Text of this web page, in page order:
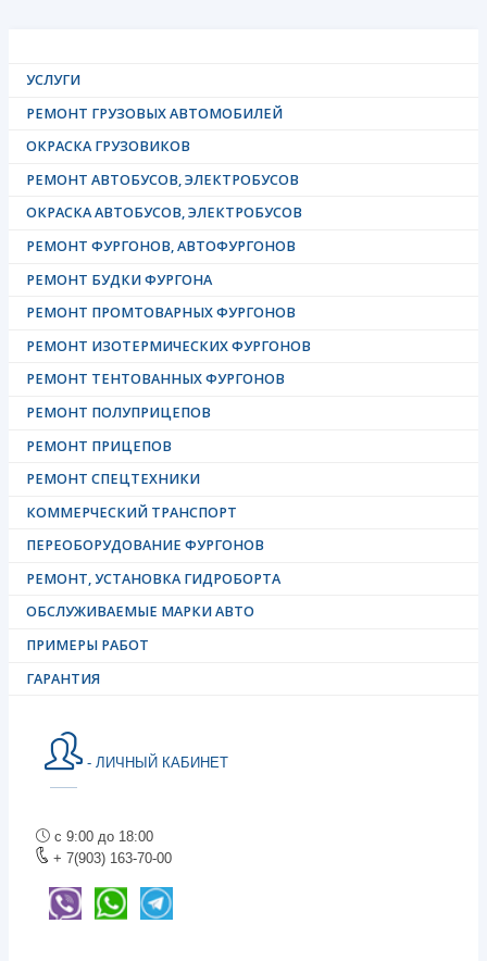
УСЛУГИ
РЕМОНТ ГРУЗОВЫХ АВТОМОБИЛЕЙ
ОКРАСКА ГРУЗОВИКОВ
РЕМОНТ АВТОБУСОВ, ЭЛЕКТРОБУСОВ
ОКРАСКА АВТОБУСОВ, ЭЛЕКТРОБУСОВ
РЕМОНТ ФУРГОНОВ, АВТОФУРГОНОВ
РЕМОНТ БУДКИ ФУРГОНА
РЕМОНТ ПРОМТОВАРНЫХ ФУРГОНОВ
РЕМОНТ ИЗОТЕРМИЧЕСКИХ ФУРГОНОВ
РЕМОНТ ТЕНТОВАННЫХ ФУРГОНОВ
РЕМОНТ ПОЛУПРИЦЕПОВ
РЕМОНТ ПРИЦЕПОВ
РЕМОНТ СПЕЦТЕХНИКИ
КОММЕРЧЕСКИЙ ТРАНСПОРТ
ПЕРЕОБОРУДОВАНИЕ ФУРГОНОВ
РЕМОНТ, УСТАНОВКА ГИДРОБОРТА
ОБСЛУЖИВАЕМЫЕ МАРКИ АВТО
ПРИМЕРЫ РАБОТ
ГАРАНТИЯ
- ЛИЧНЫЙ КАБИНЕТ
с 9:00 до 18:00
+ 7(903) 163-70-00